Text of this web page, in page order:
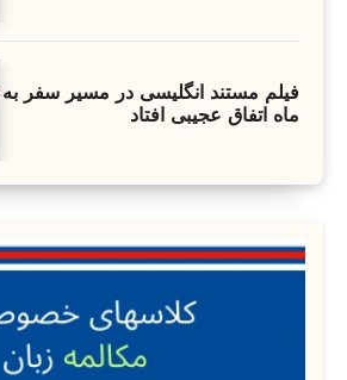
فیلم مستند انگلیسی در مسیر سفر به
ماه اتفاق عجیبی افتاد